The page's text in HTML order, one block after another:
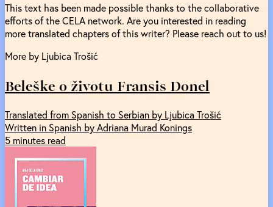
This text has been made possible thanks to the collaborative
efforts of the CELA network. Are you interested in reading
more translated chapters of this writer? Please reach out to us!
More by Ljubica Trošić
Beleške o životu Fransis Donel
Translated from Spanish to Serbian by Ljubica Trošić
Written in Spanish by Adriana Murad Konings
5 minutes read